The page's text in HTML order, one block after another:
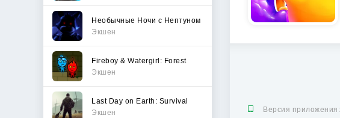
Необычные Ночи с Нептуном
Экшен
Fireboy & Watergirl: Forest
Экшен
Last Day on Earth: Survival
Экшен
Версия приложения: